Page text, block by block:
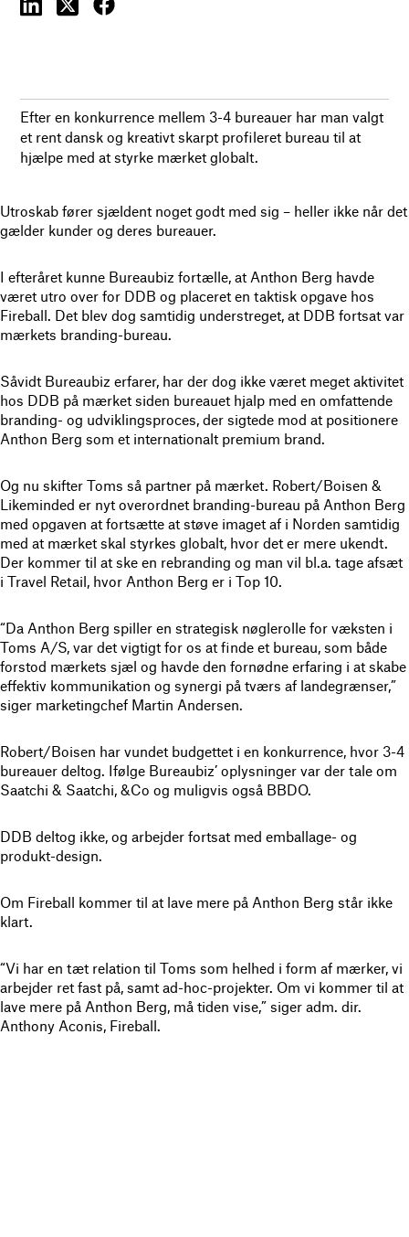
Efter en konkurrence mellem 3-4 bureauer har man valgt
et rent dansk og kreativt skarpt profileret bureau til at
hjælpe med at styrke mærket globalt.
Utroskab fører sjældent noget godt med sig – heller ikke når det
gælder kunder og deres bureauer.
I efteråret kunne Bureaubiz fortælle, at Anthon Berg havde
været utro over for DDB og placeret en taktisk opgave hos
Fireball. Det blev dog samtidig understreget, at DDB fortsat var
mærkets branding-bureau.
Såvidt Bureaubiz erfarer, har der dog ikke været meget aktivitet
hos DDB på mærket siden bureauet hjalp med en omfattende
branding- og udviklingsproces, der sigtede mod at positionere
Anthon Berg som et internationalt premium brand.
Og nu skifter Toms så partner på mærket. Robert/Boisen &
Likeminded er nyt overordnet branding-bureau på Anthon Berg
med opgaven at fortsætte at støve imaget af i Norden samtidig
med at mærket skal styrkes globalt, hvor det er mere ukendt.
Der kommer til at ske en rebranding og man vil bl.a. tage afsæt
i Travel Retail, hvor Anthon Berg er i Top 10.
“Da Anthon Berg spiller en strategisk nøglerolle for væksten i
Toms A/S, var det vigtigt for os at finde et bureau, som både
forstod mærkets sjæl og havde den fornødne erfaring i at skabe
effektiv kommunikation og synergi på tværs af landegrænser,”
siger marketingchef Martin Andersen.
Robert/Boisen har vundet budgettet i en konkurrence, hvor 3-4
bureauer deltog. Ifølge Bureaubiz’ oplysninger var der tale om
Saatchi & Saatchi, &Co og muligvis også BBDO.
DDB deltog ikke, og arbejder fortsat med emballage- og
produkt-design.
Om Fireball kommer til at lave mere på Anthon Berg står ikke
klart.
“Vi har en tæt relation til Toms som helhed i form af mærker, vi
arbejder ret fast på, samt ad-hoc-projekter. Om vi kommer til at
lave mere på Anthon Berg, må tiden vise,” siger adm. dir.
Anthony Aconis, Fireball.